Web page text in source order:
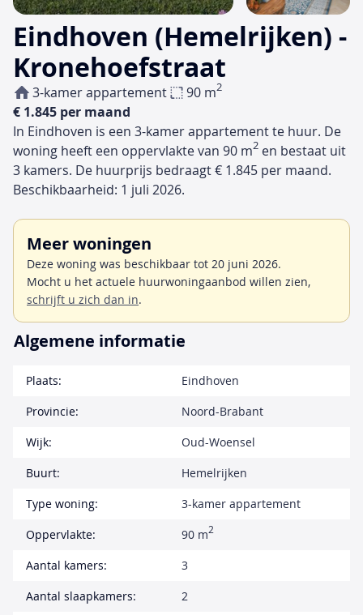
Eindhoven (Hemelrijken) -
Kronehoefstraat
3-kamer appartement 90 m2
€ 1.845 per maand
In Eindhoven is een 3-kamer appartement te huur. De
woning heeft een oppervlakte van 90 m2 en bestaat uit
3 kamers. De huurprijs bedraagt € 1.845 per maand.
Beschikbaarheid: 1 juli 2026.
Meer woningen
Deze woning was beschikbaar tot 20 juni 2026.
Mocht u het actuele huurwoningaanbod willen zien,
schrijft u zich dan in.
Algemene informatie
Plaats:
Eindhoven
Provincie:
Noord-Brabant
Wijk:
Oud-Woensel
Buurt:
Hemelrijken
Type woning:
3-kamer appartement
Oppervlakte:
90 m2
Aantal kamers:
3
Aantal slaapkamers:
2